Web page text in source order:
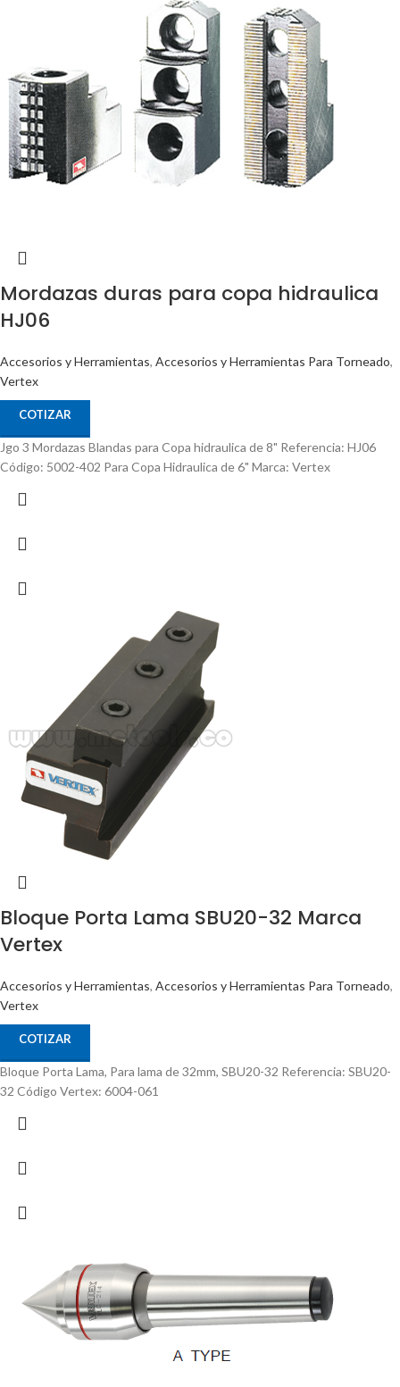
Mordazas duras para copa hidraulica
HJ06
Accesorios y Herramientas, Accesorios y Herramientas Para Torneado,
Vertex
COTIZAR
Jgo 3 Mordazas Blandas para Copa hidraulica de 8" Referencia: HJ06
Código: 5002-402 Para Copa Hidraulica de 6" Marca: Vertex
Bloque Porta Lama SBU20-32 Marca
Vertex
Accesorios y Herramientas, Accesorios y Herramientas Para Torneado,
Vertex
COTIZAR
Bloque Porta Lama, Para lama de 32mm, SBU20-32 Referencia: SBU20-
32 Código Vertex: 6004-061